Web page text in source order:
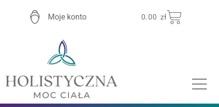
Moje konto 0.00zł